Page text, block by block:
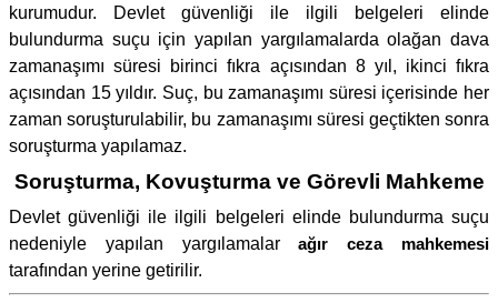
kurumudur. Devlet güvenliği ile ilgili belgeleri elinde
bulundurma suçu için yapılan yargılamalarda olağan dava
zamanaşımı süresi birinci fıkra açısından 8 yıl, ikinci fıkra
açısından 15 yıldır. Suç, bu zamanaşımı süresi içerisinde her
zaman soruşturulabilir, bu zamanaşımı süresi geçtikten sonra
soruşturma yapılamaz.
Soruşturma, Kovuşturma ve Görevli Mahkeme
Devlet güvenliği ile ilgili belgeleri elinde bulundurma suçu
nedeniyle yapılan yargılamalarağır ceza mahkemesi
tarafından yerine getirilir.